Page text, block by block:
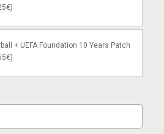
+ UEFA Foundation 10 Years Patch